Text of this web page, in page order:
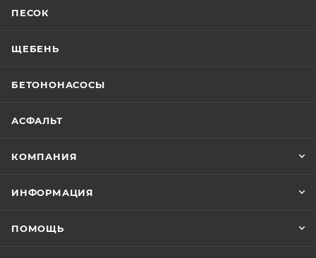
ПЕСОК
ЩЕБЕНЬ
БЕТОНОНАСОСЫ
АСФАЛЬТ
КОМПАНИЯ
ИНФОРМАЦИЯ
ПОМОЩЬ